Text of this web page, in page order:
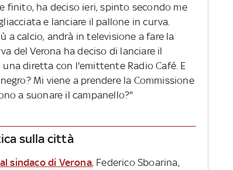
finito, ha deciso ieri, spinto secondo me
e lanciare il pallone in curva.
a calcio, andrà in televisione a fare la
del Verona ha deciso di lanciare il
diretta con l'emittente Radio Café. E
Mi viene a prendere la Commissione
a suonare il campanello?"
sulla città
sindaco di Verona, Federico Sboarina,